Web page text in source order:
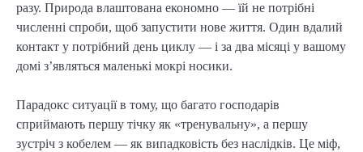
разу. Природа влаштована економно — їй не потрібні
численні спроби, щоб запустити нове життя. Один вдалий
контакт у потрібний день циклу — і за два місяці у вашому
домі з’являться маленькі мокрі носики.
Парадокс ситуації в тому, що багато господарів
сприймають першу тічку як «тренувальну», а першу
зустріч з кобелем — як випадковість без наслідків. Це міф,